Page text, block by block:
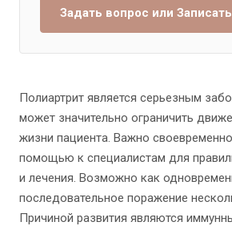
Задать вопрос или
Полиартрит является серьезным
может значительно ограничить
жизни пациента. Важно
помощью к специалистам для
и лечения. Возможно как
последовательное поражение
Причиной развития являются